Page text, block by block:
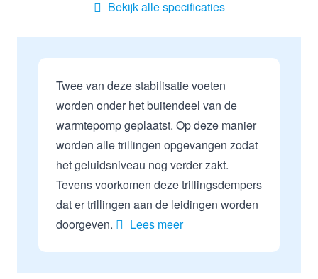
Bekijk alle specificaties
Twee van deze stabilisatie voeten
worden onder het buitendeel van de
warmtepomp geplaatst. Op deze manier
worden alle trillingen opgevangen zodat
het geluidsniveau nog verder zakt.
Tevens voorkomen deze trillingsdempers
dat er trillingen aan de leidingen worden
doorgeven.
Lees meer